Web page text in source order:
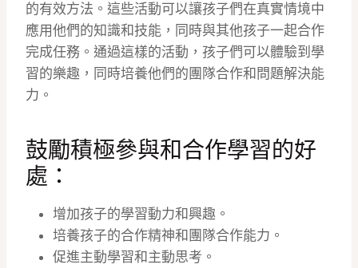
的有效方法。這些活動可以讓孩子們在真實情境中
應用他們的知識和技能，同時與其他孩子一起合作
完成任務。通過這樣的活動，孩子們可以體驗到學
習的樂趣，同時培養他們的團隊合作和問題解決能
力。
鼓勵積極參與和合作學習的好
處：
增加孩子的學習動力和興趣。
培養孩子的合作精神和團隊合作能力。
促進主動學習和主動思考。